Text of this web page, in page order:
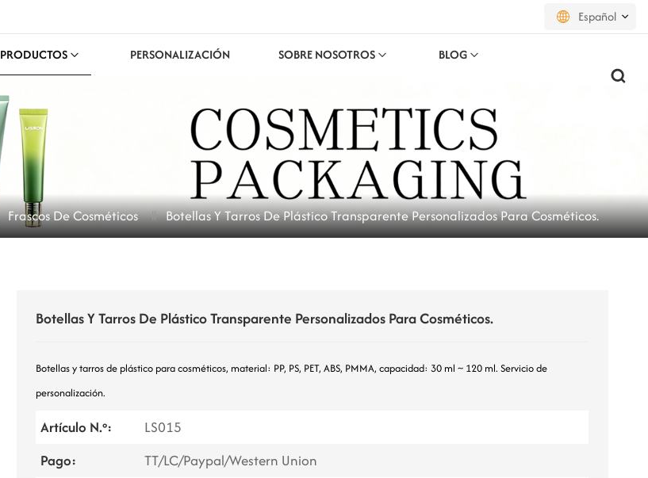
Español
русский
español
português
ไทย
PRODUCTOS PERSONALIZACIÓN SOBRE NOSOTROS BLOG
Frascos De Cosméticos Botellas Y Tarros De Plástico Transparente Personalizados Para Cosméticos.
Botellas Y Tarros De Plástico Transparente Personalizados Para Cosméticos.
Botellas y tarros de plástico para cosméticos, material: PP, PS, PET, ABS, PMMA, capacidad: 30 ml ~ 120 ml. Servicio de
personalización.
Artículo N.º:
LS015
Pago:
TT/LC/Paypal/Western Union